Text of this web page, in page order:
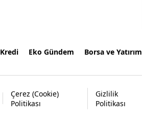
Kredi Eko Gündem Borsa ve Yatırım
Çerez (Cookie)
Politikası
Gizlilik
Politikası